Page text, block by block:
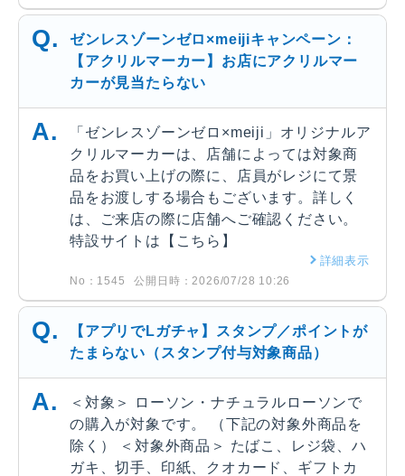
ゼンレスゾーンゼロ×meijiキャンペーン：
【アクリルマーカー】お店にアクリルマー
カーが見当たらない
「ゼンレスゾーンゼロ×meiji」オリジナルア
クリルマーカーは、店舗によっては対象商
品をお買い上げの際に、店員がレジにて景
品をお渡しする場合もございます。詳しく
は、ご来店の際に店舗へご確認ください。
特設サイトは【こちら】
詳細表示
No：1545 公開日時：2026/07/28 10:26
【アプリでLガチャ】スタンプ／ポイントが
たまらない（スタンプ付与対象商品）
＜対象＞ ローソン・ナチュラルローソンで
の購入が対象です。 （下記の対象外商品を
除く） ＜対象外商品＞ たばこ、レジ袋、ハ
ガキ、切手、印紙、クオカード、ギフトカ